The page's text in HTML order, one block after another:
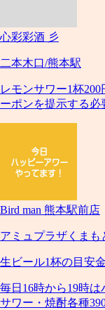
心彩彩酒 彡
二本木口/熊本駅
レモンサワー1杯
ーポンを提示する必
Bird man 熊本駅前店
アミュプラザくまも
生ビール1杯の目安
毎日16時から19時
サワー・焼酎各種